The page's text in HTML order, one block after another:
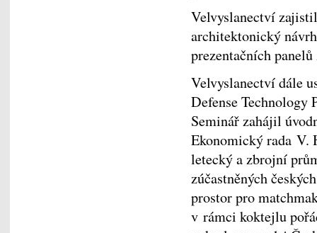
Velvyslanectví
architektonický
prezentačních
Velvyslanectví dále
Defense Technology
Seminář zahájil
Ekonomický rada V.
letecký a zbrojní
zúčastněných
prostor pro
v rámci koktejlu